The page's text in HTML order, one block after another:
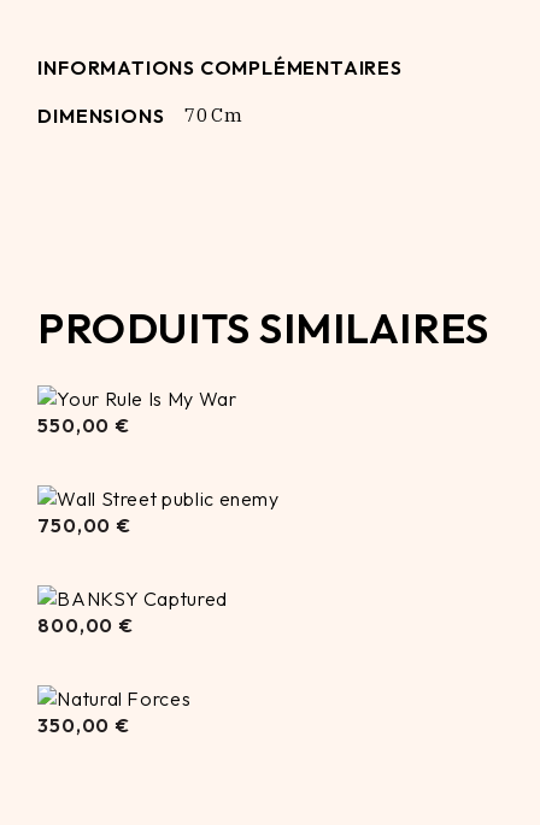
INFORMATIONS COMPLÉMENTAIRES
DIMENSIONS
70 Cm
PRODUITS SIMILAIRES
550,00 €
750,00
750,00 €
800,00 €
350,00 €